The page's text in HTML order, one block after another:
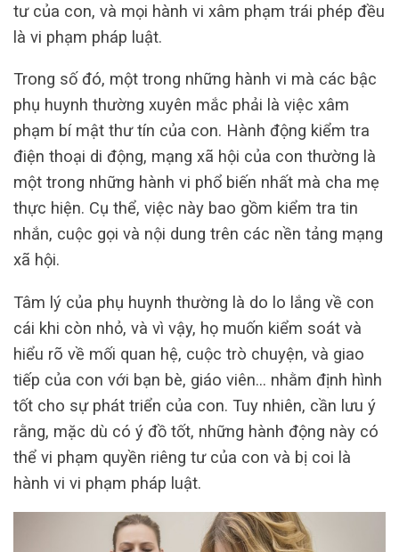
tư của con, và mọi hành vi xâm phạm trái phép đều
là vi phạm pháp luật.
Trong số đó, một trong những hành vi mà các bậc
phụ huynh thường xuyên mắc phải là việc xâm
phạm bí mật thư tín của con. Hành động kiểm tra
điện thoại di động, mạng xã hội của con thường là
một trong những hành vi phổ biến nhất mà cha mẹ
thực hiện. Cụ thể, việc này bao gồm kiểm tra tin
nhắn, cuộc gọi và nội dung trên các nền tảng mạng
xã hội.
Tâm lý của phụ huynh thường là do lo lắng về con
cái khi còn nhỏ, và vì vậy, họ muốn kiểm soát và
hiểu rõ về mối quan hệ, cuộc trò chuyện, và giao
tiếp của con với bạn bè, giáo viên… nhằm định hình
tốt cho sự phát triển của con. Tuy nhiên, cần lưu ý
rằng, mặc dù có ý đồ tốt, những hành động này có
thể vi phạm quyền riêng tư của con và bị coi là
hành vi vi phạm pháp luật.